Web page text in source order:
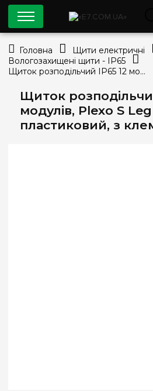
Щиток
модулів, Plexo S
пластиковий, з
0
044
Головна
Щити електричні
Вологозахищені щити - IP65
Щиток розподільчий IP65 12 модулів, Plexo S Legrand 601892, пластиковий, з клемами N+Pe